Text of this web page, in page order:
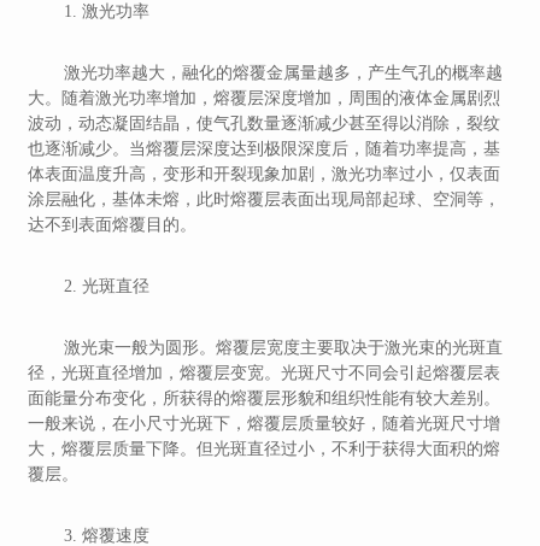
1. 激光功率
激光功率越大，融化的熔覆金属量越多，产生气孔的概率越
大。随着激光功率增加，熔覆层深度增加，周围的液体金属剧烈
波动，动态凝固结晶，使气孔数量逐渐减少甚至得以消除，裂纹
也逐渐减少。当熔覆层深度达到极限深度后，随着功率提高，基
体表面温度升高，变形和开裂现象加剧，激光功率过小，仅表面
涂层融化，基体未熔，此时熔覆层表面出现局部起球、空洞等，
达不到表面熔覆目的。
2. 光斑直径
激光束一般为圆形。熔覆层宽度主要取决于激光束的光斑直
径，光斑直径增加，熔覆层变宽。光斑尺寸不同会引起熔覆层表
面能量分布变化，所获得的熔覆层形貌和组织性能有较大差别。
一般来说，在小尺寸光斑下，熔覆层质量较好，随着光斑尺寸增
大，熔覆层质量下降。但光斑直径过小，不利于获得大面积的熔
覆层。
3. 熔覆速度